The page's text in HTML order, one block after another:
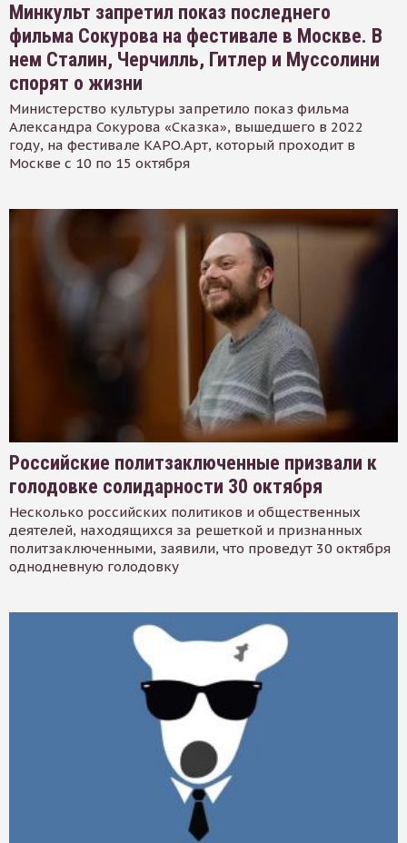
Минкульт запретил показ последнего
фильма Сокурова на фестивале в Москве. В
нем Сталин, Черчилль, Гитлер и Муссолини
спорят о жизни
Министерство культуры запретило показ фильма
Александра Сокурова «Сказка», вышедшего в 2022
году, на фестивале КАРО.Арт, который проходит в
Москве с 10 по 15 октября
Российские политзаключенные призвали к
голодовке солидарности 30 октября
Несколько российских политиков и общественных
деятелей, находящихся за решеткой и признанных
политзаключенными, заявили, что проведут 30 октября
однодневную голодовку